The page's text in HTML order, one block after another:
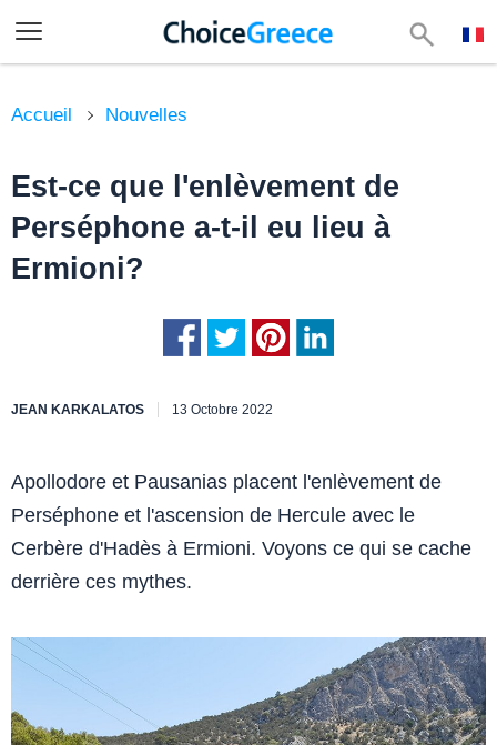
Accueil Nouvelles
Est-ce que l'enlèvement de
Perséphone a-t-il eu lieu à
Ermioni?
JEAN KARKALATOS 13 Octobre 2022
Apollodore et Pausanias placent l'enlèvement de
Perséphone et l'ascension de Hercule avec le
Cerbère d'Hadès à Ermioni. Voyons ce qui se cache
derrière ces mythes.